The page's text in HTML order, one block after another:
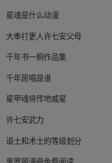
星魂是什么动漫
大奉打更人许七安父母
千年书一桐作品集
千年原唱是谁
星甲魂将传地威星
许七安武力
道士和术士的等级划分